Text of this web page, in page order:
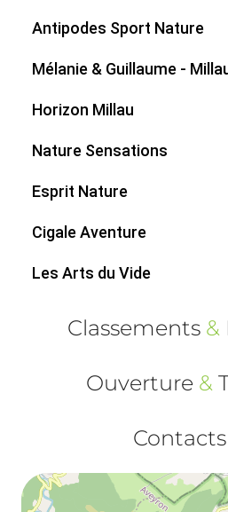
Antipodes Sport Nature
Mélanie & Guillaume -
Horizon Millau
Nature Sensations
Esprit Nature
Cigale Aventure
Les Arts du Vide
Classements &
Ouverture &
Contacts